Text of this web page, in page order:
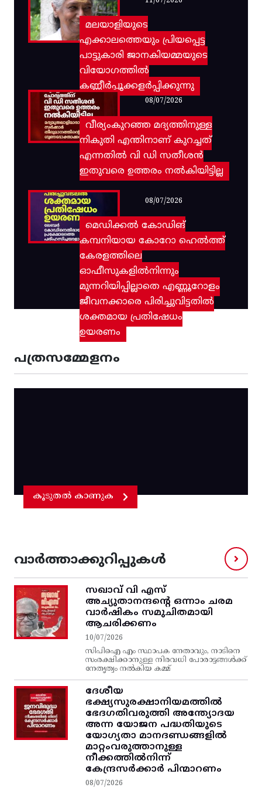
മലയാളിയുടെ
എക്കാലത്തെയും പ്രിയപ്പെട്ട
പാട്ടുകാരി ജാനകിയമ്മയുടെ
വിയോഗത്തിൽ
കണ്ണീർപ്പൂക്കളർപ്പിക്കുന്നു
വീര്യംകുറഞ്ഞ മദ്യത്തിനുള്ള
നികുതി എന്തിനാണ് കുറച്ചത്
എന്നതിൽ വി ഡി സതീശൻ
ഇതുവരെ ഉത്തരം നൽകിയിട്ടില്ല
08/07/2026
മെഡിക്കൽ കോഡിങ്
കമ്പനിയായ കോറോ ഹെൽത്ത്
കേരളത്തിലെ
ഓഫീസുകളിൽനിന്നും
മുന്നറിയിപ്പില്ലാതെ എണ്ണൂറോളം
ജീവനക്കാരെ പിരിച്ചുവിട്ടതിൽ‌
ശക്തമായ പ്രതിഷേധം
ഉയരണം
08/07/2026
പത്രസമ്മേളനം
കൂടുതൽ കാണുക
വാർത്താക്കുറിപ്പുകൾ
സഖാവ് വി എസ്‌
അച്യുതാനന്ദന്റെ ഒന്നാം ചരമ
വാര്‍ഷികം സമുചിതമായി
ആചരിക്കണം
10/07/2026
സിപിഐ എം സ്ഥാപക നേതാവും, നാടിനെ
സംരക്ഷിക്കാനുള്ള നിരവധി പോരാട്ടങ്ങള്‍ക്ക്‌
നേതൃത്വം നല്‍കിയ കമ്മ്
ദേശീയ
ഭക്ഷ്യസുരക്ഷാനിയമത്തിൽ
ഭേദഗതിവരുത്തി അന്ത്യോദയ
അന്ന യോജന പദ്ധതിയുടെ
യോഗ്യതാ മാനദണ്ഡങ്ങളിൽ
മാറ്റംവരുത്താനുള്ള
നീക്കത്തിൽനിന്ന്‌
കേന്ദ്രസർക്കാർ പിന്മാറണം
08/07/2026